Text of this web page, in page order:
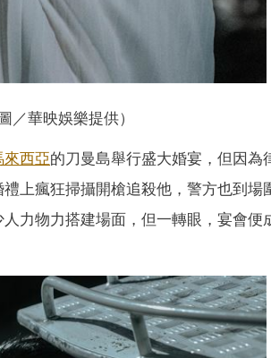
華映娛樂提供）
來西亞的刀曼島舉行盛大婚宴，但因為
上瘋狂掃攝開槍追殺他，警方也到場
力物力搭建場面，但一轉眼，宴會便